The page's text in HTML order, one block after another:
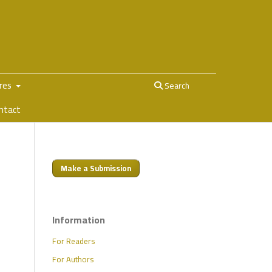
Search
Make a Submission
Information
For Readers
For Authors